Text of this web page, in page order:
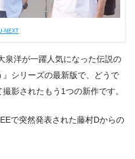
NEXT
泉洋が一躍人気になった伝説の
シリーズの最新版で、どうで
影されたもう1つの新作です。
で突然発表された藤村Dからの